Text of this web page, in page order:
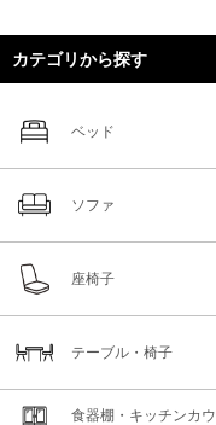
カテゴリから探す
ベッド
ソファ
座椅子
テーブル・椅子
食器棚・キッチンカウ